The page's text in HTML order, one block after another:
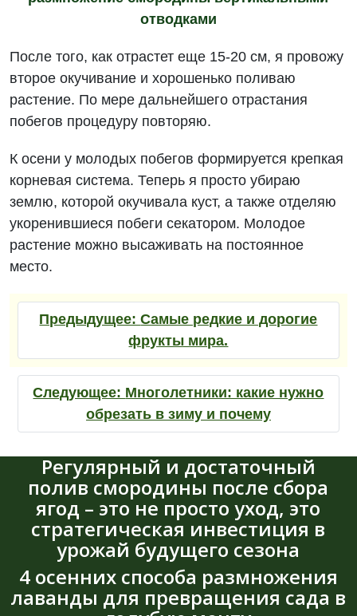
отводками
После того, как отрастет еще 15-20 см, я провожу
второе окучивание и хорошенько поливаю
растение. По мере дальнейшего отрастания
побегов процедуру повторяю.
К осени у молодых побегов формируется крепкая
корневая система. Теперь я просто убираю
землю, которой окучивала куст, а также отделяю
укоренившиеся побеги секатором. Молодое
растение можно высаживать на постоянное
место.
Предыдущее:Самые редкие и дорогие
фрукты мира.
Следующее: Многолетники: какие нужно
обрезать в зиму и почему
Регулярный и достаточный
полив смородины после сбора
ягод – это не просто уход, это
стратегическая инвестиция в
урожай будущего сезона
4 осенних способа размножения
лаванды для превращения сада в